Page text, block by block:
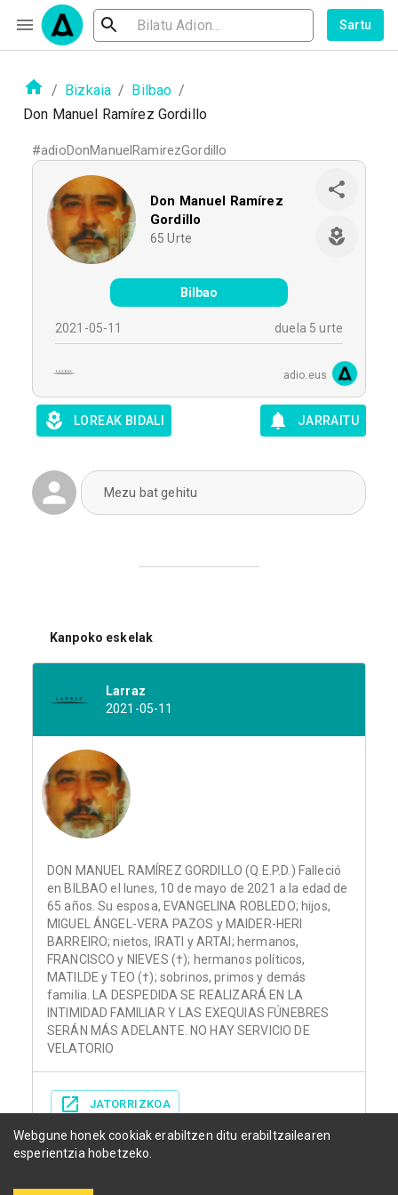
Sartu
/ Bizkaia / Bilbao /
Don Manuel Ramírez Gordillo
#adioDonManuelRamirezGordillo
Don Manuel Ramírez
Gordillo
65 Urte
Bilbao
2021-05-11 duela 5 urte
adio.eus
LOREAK BIDALI JARRAITU
Mezu bat gehitu
Kanpoko eskelak
Larraz
2021-05-11
DON MANUEL RAMÍREZ GORDILLO (Q.E.P.D.) Falleció
en BILBAO el lunes, 10 de mayo de 2021 a la edad de
65 años. Su esposa, EVANGELINA ROBLEDO; hijos,
MIGUEL ÁNGEL-VERA PAZOS y MAIDER-HERI
BARREIRO; nietos, IRATI y ARTAI; hermanos,
FRANCISCO y NIEVES (†); hermanos políticos,
MATILDE y TEO (†); sobrinos, primos y demás
familia. LA DESPEDIDA SE REALIZARÁ EN LA
INTIMIDAD FAMILIAR Y LAS EXEQUIAS FÚNEBRES
SERÁN MÁS ADELANTE. NO HAY SERVICIO DE
VELATORIO
JATORRIZKOA
Webgune honek cookiak erabiltzen ditu erabiltzailearen
esperientzia hobetzeko.